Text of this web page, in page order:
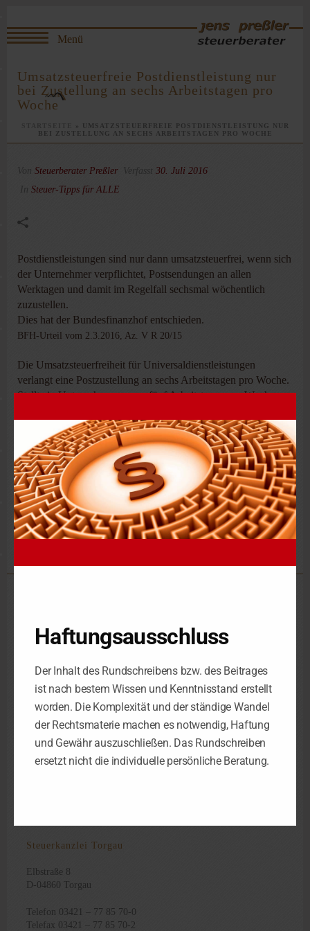
Umsatzsteuerfreie Postdienstleistung nur
bei Zustellung an sechs Arbeitstagen pro
Woche
»
UMSATZSTEUERFREIE POSTDIENSTLEISTUNG NUR
BEI ZUSTELLUNG AN SECHS ARBEITSTAGEN PRO WOCHE
Von Steuerberater Preßler Verfasst 30. Juli 2016
In Steuer-Tipps für ALLE
Postdienstleistungen sind nur dann umsatzsteuerfrei, wenn sich
der Unternehmer verpflichtet, Postsendungen an allen
Werktagen und damit im Regelfall sechsmal wöchentlich
zuzustellen.
Dies hat der Bundesfinanzhof entschieden.
BFH-Urteil vom 2.3.2016, Az. V R 20/15
Die Umsatzsteuerfreiheit für Universaldienstleistungen
verlangt eine Postzustellung an sechs Arbeitstagen pro Woche.
Stellt ein Unternehmer nur an fünf Arbeitstagen pro Woche
keinen Anspruch gegenüber dem Bundeszentralamt für
Steuern auf Erteilung der für die Steuerbefreiung
erforderlichen Bescheinigung.
Umsatzsteuerfreie Postdienstleistung Nur Bei Zustellung An Sechs
Arbeitstagen Pro Woche
Schorlemmerstraße 2
D-04155 Leipzig
Telefon 0341 – 98 38 88-0
Steuerkanzlei Luth. Wittenberg
Berliner Str. 4
D-06886 Luth. Wittenberg
Steuerkanzlei Torgau
Elbstraße 8
D-04860 Torgau
Telefon 03421 – 77 85 70-0
Telefax 03421 – 77 85 70-2
Haftungsausschluss
Der Inhalt des Rundschreibens bzw. des Beitrages
ist nach bestem Wissen und Kenntnisstand erstellt
worden. Die Komplexität und der ständige Wandel
der Rechtsmaterie machen es notwendig, Haftung
und Gewähr auszuschließen. Das Rundschreiben
ersetzt nicht die individuelle persönliche Beratung.